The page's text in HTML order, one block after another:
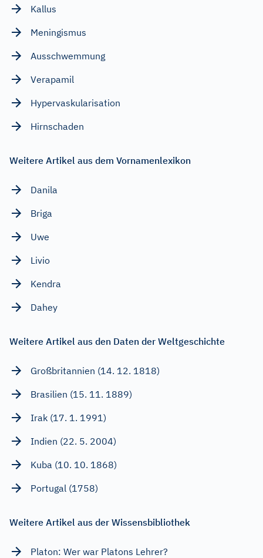
Kallus
Meningismus
Ausschwemmung
Verapamil
Hypervaskularisation
Hirnschaden
Weitere Artikel aus dem Vornamenlexikon
Danila
Briga
Uwe
Livio
Kendra
Dahey
Weitere Artikel aus den Daten der Weltgeschichte
Großbritannien (14. 12. 1818)
Brasilien (15. 11. 1889)
Irak (17. 1. 1991)
Indien (22. 5. 2004)
Kuba (10. 10. 1868)
Portugal (1758)
Weitere Artikel aus der Wissensbibliothek
Platon: Wer war Platons Lehrer?